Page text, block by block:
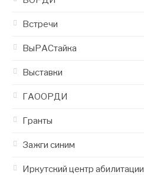
Встречи
ВыРАСтайка
Выставки
ГАООРДИ
Гранты
Зажги синим
Иркутский центр абилитации